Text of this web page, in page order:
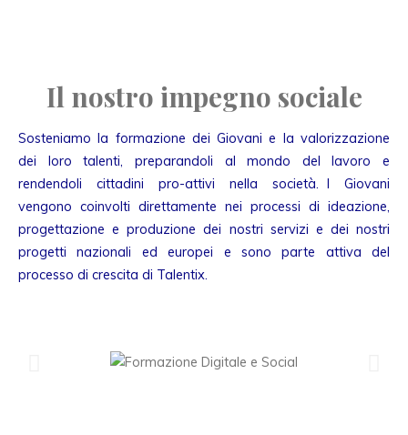
Il nostro impegno sociale
Sosteniamo la formazione dei Giovani e la valorizzazione
dei loro talenti, preparandoli al mondo del lavoro e
rendendoli cittadini pro-attivi nella società. I Giovani
vengono coinvolti direttamente nei processi di ideazione,
progettazione e produzione dei nostri servizi e dei nostri
progetti nazionali ed europei e sono parte attiva del
processo di crescita di Talentix.